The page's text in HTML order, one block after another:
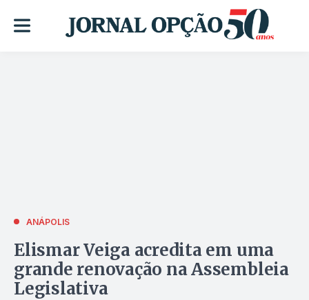
ANÁPOLIS
Elismar Veiga acredita em uma
grande renovação na Assembleia
Legislativa